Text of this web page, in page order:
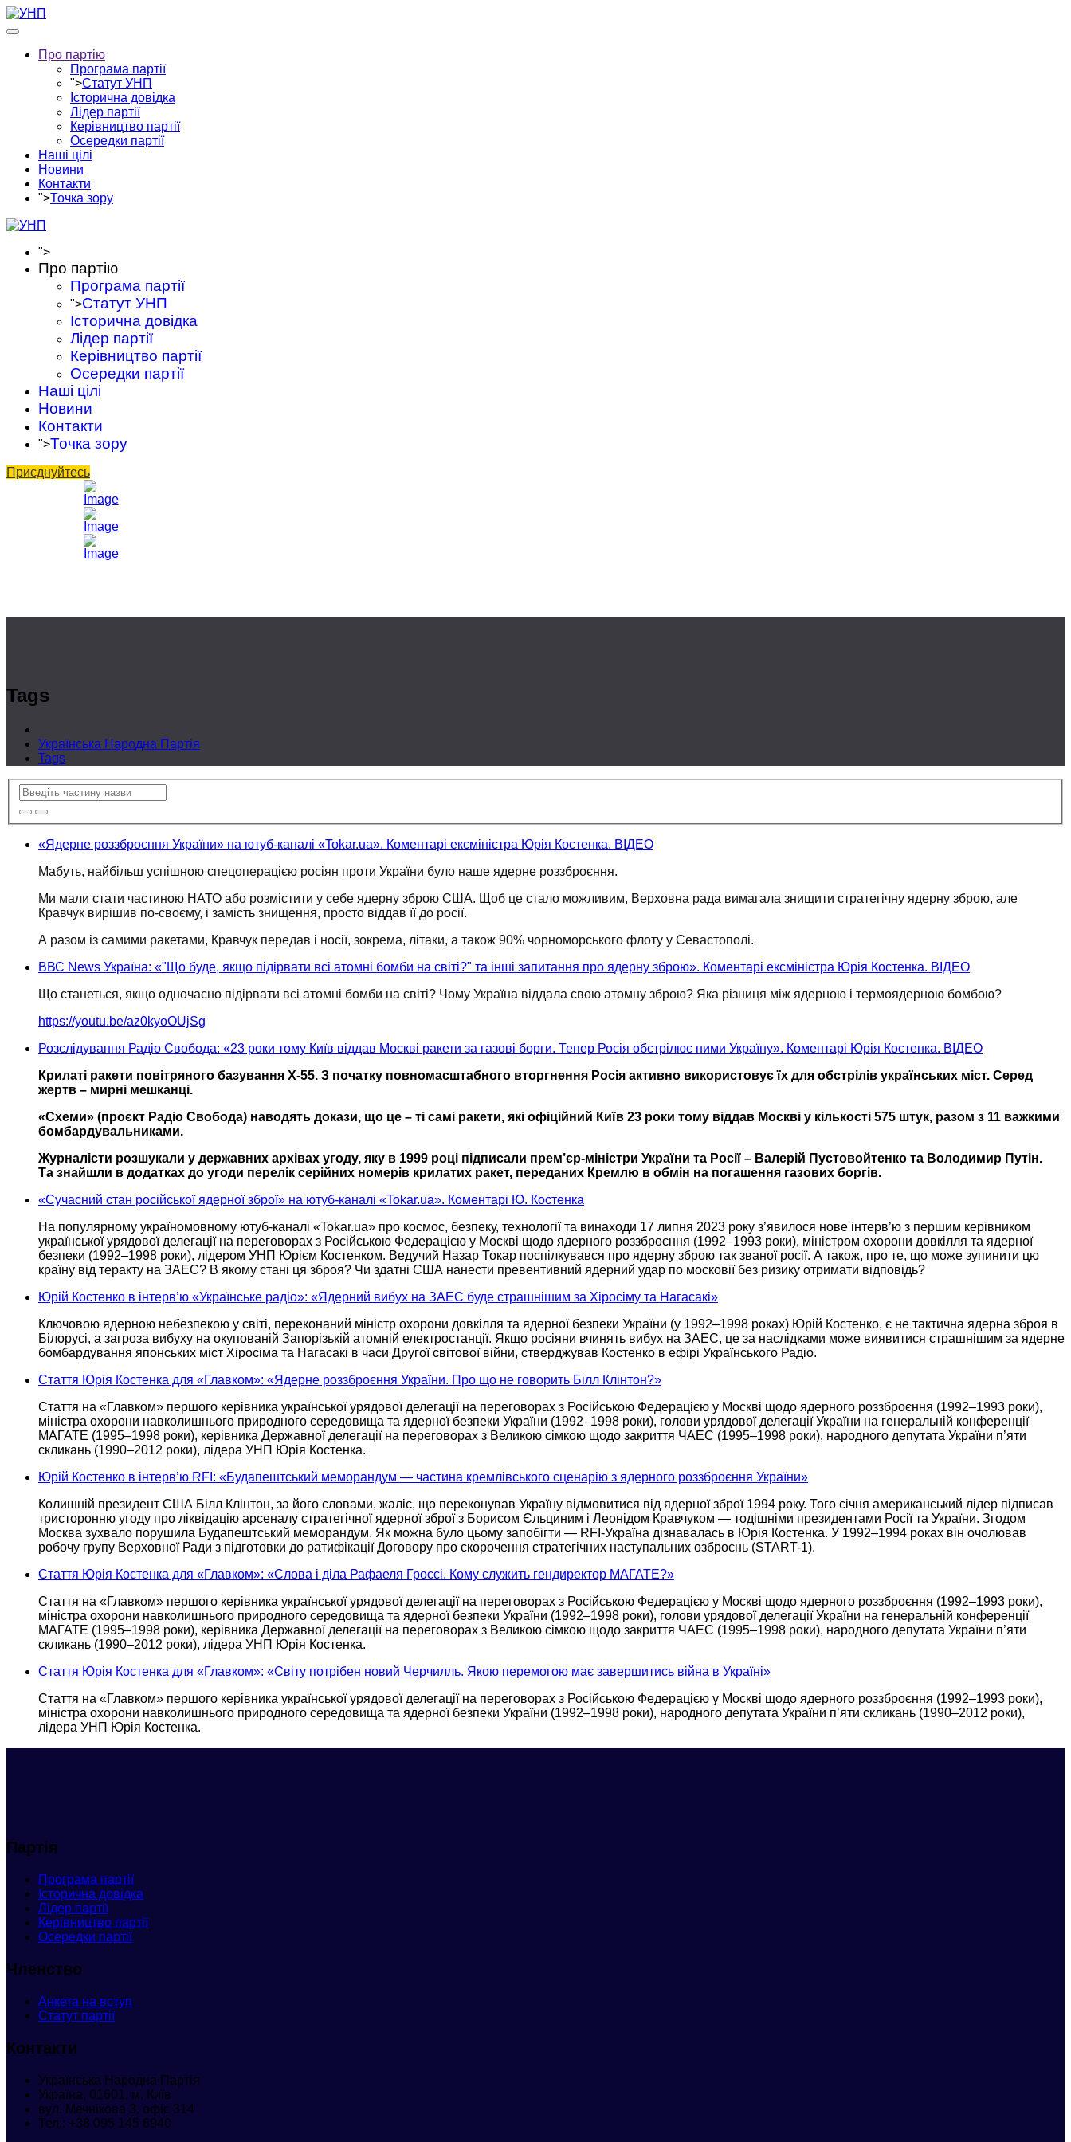
Про партію
Програма партії
">Статут УНП
Історична довідка
Лідер партії
Керівництво партії
Осередки партії
Наші цілі
Новини
Контакти
">Точка зору
">
Про партію
Програма партії
">Статут УНП
Історична довідка
Лідер партії
Керівництво партії
Осередки партії
Наші цілі
Новини
Контакти
">Точка зору
Приєднуйтесь
Tags
Українська Народна Партія
Tags
«Ядерне роззброєння України» на ютуб-каналі «Tokar.ua». Коментарі ексміністра Юрія Костенка. ВІДЕО
Мабуть, найбільш успішною спецоперацією росіян проти України було наше ядерне роззброєння.
Ми мали стати частиною НАТО або розмістити у себе ядерну зброю США. Щоб це стало можливим, Верховна рада вимагала знищити стратегічну ядерну зброю, але
Кравчук вирішив по-своєму, і замість знищення, просто віддав їїдо росії.
А разом із самими ракетами, Кравчук передав і носії, зокрема, літаки, а також 90% чорноморського флоту у Севастополі.
ВВС News Україна: «"Що буде, якщо підірвати всі атомні бомби на світі?" та інші запитання про ядерну зброю». Коментарі ексміністра Юрія Костенка. ВІДЕО
Що станеться, якщо одночасно підірвати всі атомні бомби на світі? Чому Україна віддала свою атомну зброю? Яка різниця між ядерною і термоядерною бомбою?
https://youtu.be/az0kyoOUjSg
Розслідування Радіо Свобода: «23 роки тому Київ віддав Москві ракети за газові борги. Тепер Росія обстрілює ними Україну». Коментарі Юрія Костенка. ВІДЕО
Крилаті ракети повітряного базування Х-55. З початку повномасштабного вторгнення Росія активно використовує їх для обстрілів українських міст. Серед
жертв – мирні мешканці.
«Схеми» (проєкт Радіо Свобода) наводять докази, що це – ті самі ракети, які офіційний Київ 23 роки тому віддав Москві у кількості 575 штук, разом з 11 важкими
бомбардувальниками.
Журналісти розшукали у державних архівах угоду, яку в 1999 році підписали прем’єр-міністри України та Росії – Валерій Пустовойтенко та Володимир Путін.
Та знайшли в додатках до угоди перелік серійних номерів крилатих ракет, переданих Кремлю в обмін на погашення газових боргів.
«Сучасний стан російської ядерної зброї» на ютуб-каналі «Tokar.ua». Коментарі Ю. Костенка
На популярному україномовному ютуб-каналі «Tokar.ua» про космос, безпеку, технології та винаходи 17 липня 2023 року з’явилося нове інтерв’ю з першим керівником
української урядової делегації на переговорах з Російською Федерацією у Москві щодо ядерного роззброєння (1992–1993 роки), міністром охорони довкілля та ядерної
безпеки (1992–1998 роки), лідером УНП Юрієм Костенком. Ведучий Назар Токар поспілкувався про ядерну зброю так званої росії. А також, про те, що може зупинити цю
країну від теракту на ЗАЕС? В якому стані ця зброя? Чи здатні США нанести превентивний ядерний удар по московії без ризику отримати відповідь?
Юрій Костенко в інтерв’ю «Українське радіо»: «Ядерний вибух на ЗАЕС буде страшнішим за Хіросіму та Нагасакі»
Ключовою ядерною небезпекою у світі, переконаний міністр охорони довкілля та ядерної безпеки України (у 1992–1998 роках) Юрій Костенко, є не тактична ядерна зброя в
Білорусі, а загроза вибуху на окупованій Запорізькій атомній електростанції. Якщо росіяни вчинять вибух на ЗАЕС, це за наслідками може виявитися страшнішим за ядерне
бомбардування японських міст Хіросіма та Нагасакі в часи Другої світової війни, стверджував Костенко в ефірі Українського Радіо.
Стаття Юрія Костенка для «Главком»: «Ядерне роззброєння України. Про що не говорить Білл Клінтон?»
Стаття на «Главком» першого керівника української урядової делегації на переговорах з Російською Федерацією у Москві щодо ядерного роззброєння (1992–1993 роки),
міністра охорони навколишнього природного середовища та ядерної безпеки України (1992–1998 роки), голови урядової делегації України на генеральній конференції
МАГАТЕ (1995–1998 роки), керівника Державної делегації на переговорах з Великою сімкою щодо закриття ЧАЕС (1995–1998 роки), народного депутата України п’яти
скликань (1990–2012 роки), лідера УНП Юрія Костенка.
Юрій Костенко в інтерв’ю RFI: «Будапештський меморандум — частина кремлівського сценарію з ядерного роззброєння України»
Колишній президент США Білл Клінтон, за його словами, жаліє, що переконував Україну відмовитися від ядерної зброї 1994 року. Того січня американський лідер підписав
тристоронню угоду про ліквідацію арсеналу стратегічної ядерної зброї з Борисом Єльциним і Леонідом Кравчуком — тодішніми президентами Росії та України. Згодом
Москва зухвало порушила Будапештський меморандум. Як можна було цьому запобігти — RFI-Україна дізнавалась в Юрія Костенка. У 1992–1994 роках він очолював
робочу групу Верховної Ради з підготовки до ратифікаціїДоговору про скорочення стратегічних наступальних озброєнь (START-1).
Стаття Юрія Костенка для «Главком»: «Слова і діла Рафаеля Гроссі. Кому служить гендиректор МАГАТЕ?»
Стаття на «Главком» першого керівника української урядової делегації на переговорах з Російською Федерацією у Москві щодо ядерного роззброєння (1992–1993 роки),
міністра охорони навколишнього природного середовища та ядерної безпеки України (1992–1998 роки), голови урядової делегації України на генеральній конференції
МАГАТЕ (1995–1998 роки), керівника Державної делегації на переговорах з Великою сімкою щодо закриття ЧАЕС (1995–1998 роки), народного депутата України п’яти
скликань (1990–2012 роки), лідера УНП Юрія Костенка.
Стаття Юрія Костенка для «Главком»: «Світу потрібен новий Черчилль. Якою перемогою має завершитись війна в Україні»
Стаття на «Главком» першого керівника української урядової делегації на переговорах з Російською Федерацією у Москві щодо ядерного роззброєння (1992–1993 роки),
міністра охорони навколишнього природного середовища та ядерної безпеки України (1992–1998 роки), народного депутата України п’яти скликань (1990–2012 роки),
лідера УНП Юрія Костенка.
Партія
Програма партії
Історична довідка
Лідер партії
Керівництво партії
Осередки партії
Членство
Анкета на вступ
Статут партії
Контакти
Українська Народна Партія
Україна, 01601, м. Київ
вул. Мечнікова 3, офіс 314
Тел.: +38 095 145 6940